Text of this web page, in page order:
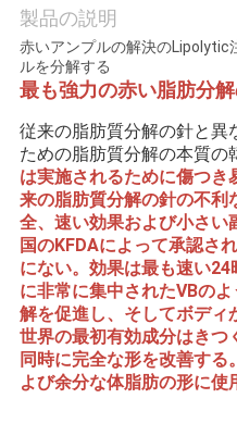
絡
く
だ
さ
い
ニ
ュ
ー
ス
製品の説明
赤いアンプルの解決のLipolytic
ルを分解する
最も強力の赤い脂肪分
従来の脂肪質分解の針と異
ための脂肪質分解の本質の
は実施されるために傷つき
来の脂肪質分解の針の不利
全、速い効果および小さい
国のKFDAによって承認さ
にない。効果は最も速い
に非常に集中されたVBの
解を促進し、そしてボディ
世界の最初有効成分はきつ
同時に完全な形を改善す
よび余分な体脂肪の形に使